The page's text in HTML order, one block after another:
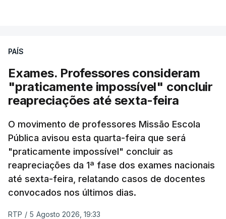
PAÍS
Exames. Professores consideram
"praticamente impossível" concluir
reapreciações até sexta-feira
O movimento de professores Missão Escola
Pública avisou esta quarta-feira que será
"praticamente impossível" concluir as
reapreciações da 1ª fase dos exames nacionais
até sexta-feira, relatando casos de docentes
convocados nos últimos dias.
RTP / 5 Agosto 2026, 19:33